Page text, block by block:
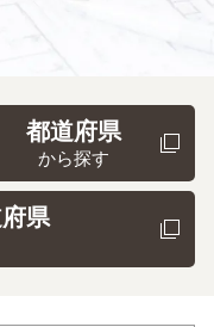
都道府県
から探す
県